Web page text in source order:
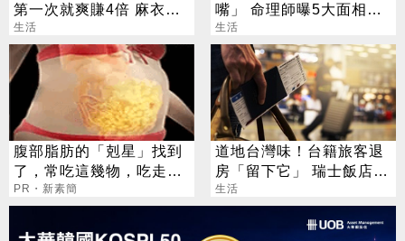
第一次就爽賺4倍 麻衣：
感謝指導
生活
嘴」 命理師曝5大面相：
看1部位就知
生活
腹部脂肪的「剋星」找到
了，常吃這幾物，吃走大
肚囊，瘦出小蠻腰
PR・新素簡
道地台灣味！台籍旅客退
房「留下它」 瑞士飯店員
工吃上癮
生活